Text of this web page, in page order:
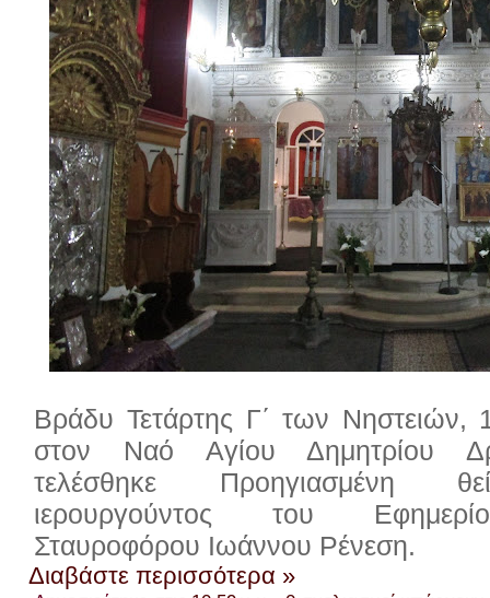
Βράδυ Τετάρτης Γ΄ των Νηστειών,
στον Ναό Αγίου Δημητρίου
τελέσθηκε Προηγιασμένη
ιερουργούντος του
Σταυροφόρου Ιωάννου Ρένεση.
Διαβάστε περισσότερα »